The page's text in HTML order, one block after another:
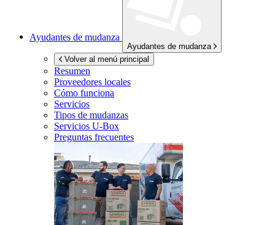
Ayudantes de mudanza
Ayudantes de mudanza
Volver al menú principal
Resumen
Proveedores locales
Cómo funciona
Servicios
Tipos de mudanzas
Servicios U-Box
Preguntas frecuentes